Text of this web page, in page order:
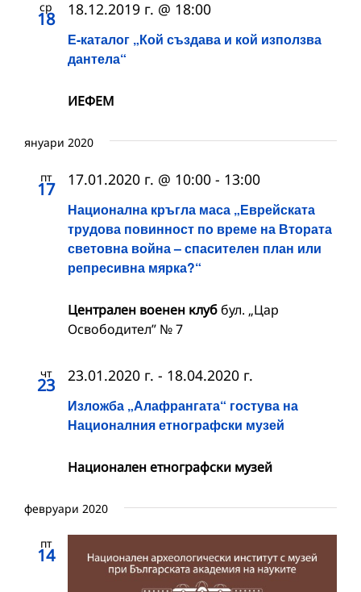
ср
18
Е-каталог „Кой създава и кой използва
дантела“
18.12.2019 г. @ 18:00
ИЕФЕМ
януари 2020
пт
17
Национална кръгла маса „Еврейската
трудова повинност по време на Втората
световна война – спасителен план или
репресивна мярка?“
17.01.2020 г. @ 10:00 - 13:00
Централен военен клуббул. „Цар
Освободител” № 7
чт
23
Изложба „Алафрангата“ гостува на
Националния етнографски музей
23.01.2020 г. - 18.04.2020 г.
Националeн етнографски музей
февруари 2020
пт
14